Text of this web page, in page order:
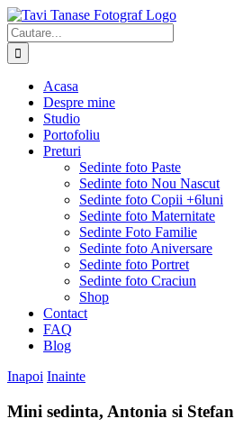
Skip
to
content
Cautare...
Acasa
Despre mine
Studio
Portofoliu
Preturi
Sedinte foto Paste
Sedinte foto Nou Nascut
Sedinte foto Copii +6luni
Sedinte foto Maternitate
Sedinte Foto Familie
Sedinte foto Aniversare
Sedinte foto Portret
Sedinte foto Craciun
Shop
Contact
FAQ
Blog
Inapoi Inainte
Mini sedinta, Antonia si Stefan